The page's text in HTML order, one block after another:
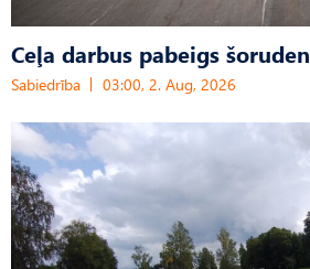
Ceļa darbus pabeigs šoruden
Sabiedrība 03:00, 2. Aug, 2026